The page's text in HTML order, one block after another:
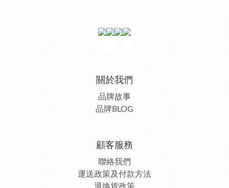
關於我們
品牌故事
品牌BLOG
顧客服務
聯絡我們
運送政策及付款方法